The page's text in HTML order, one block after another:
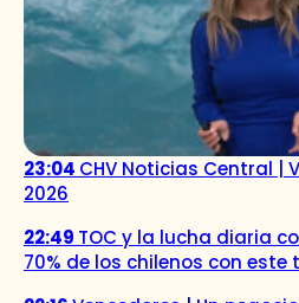
23:04 CHV Noticias Central |
2026
22:49 TOC y la lucha diaria
70% de los chilenos con